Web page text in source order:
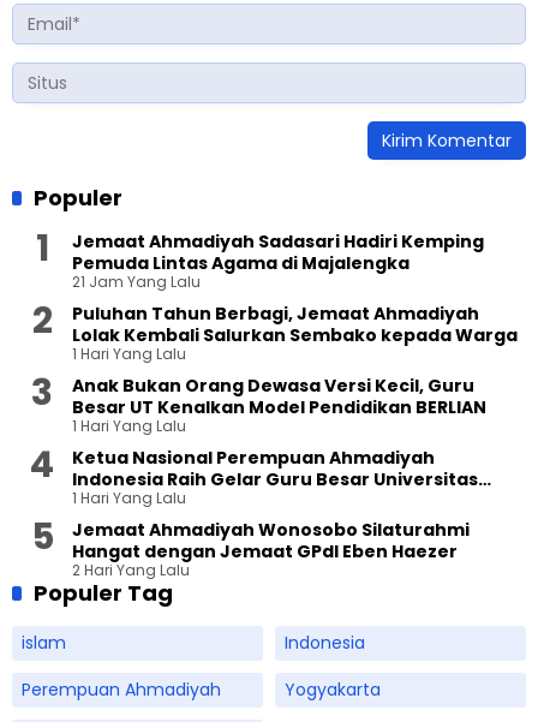
Populer
Jemaat Ahmadiyah Sadasari Hadiri Kemping
Pemuda Lintas Agama di Majalengka
21 Jam Yang Lalu
Puluhan Tahun Berbagi, Jemaat Ahmadiyah
Lolak Kembali Salurkan Sembako kepada Warga
1 Hari Yang Lalu
Anak Bukan Orang Dewasa Versi Kecil, Guru
Besar UT Kenalkan Model Pendidikan BERLIAN
1 Hari Yang Lalu
Ketua Nasional Perempuan Ahmadiyah
Indonesia Raih Gelar Guru Besar Universitas
Terbuka
1 Hari Yang Lalu
Jemaat Ahmadiyah Wonosobo Silaturahmi
Hangat dengan Jemaat GPdI Eben Haezer
2 Hari Yang Lalu
Populer Tag
islam
Indonesia
Perempuan Ahmadiyah
Yogyakarta